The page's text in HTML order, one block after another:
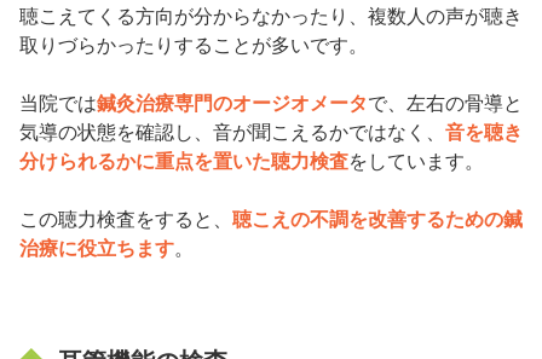
聴こえてくる方向が分からなかったり、複数人の声が聴き
取りづらかったりすることが多いです。
当院では鍼灸治療専門のオージオメータで、左右の骨導と
気導の状態を確認し、音が聞こえるかではなく、 音を聴き
分けられるかに重点を置いた聴力検査をしています。
この聴力検査をすると、 聴こえの不調を改善するための鍼
治療に役立ちます。